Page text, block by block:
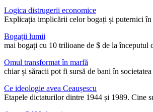
Logica distrugerii economice
Explicația implicării celor bogați și puternici în
Bogații lumii
mai bogați cu 10 trilioane de $ de la începutul
Omul transformat în marfă
chiar și săracii pot fi sursă de bani în
Ce ideologie avea Ceaușescu
Etapele dictaturilor dintre 1944 și 1989. Cine